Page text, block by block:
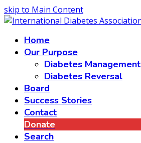
skip to Main Content
Home
Our Purpose
Diabetes Management
Diabetes Reversal
Board
Success Stories
Contact
Donate
Search